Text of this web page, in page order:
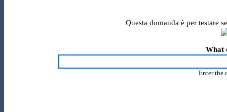
Questa domanda è per testare
What
Enter the